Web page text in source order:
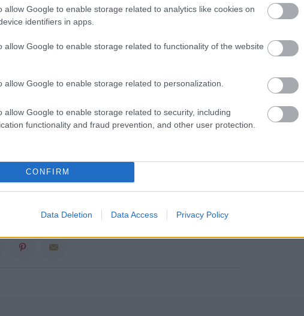
allow Google to enable storage related to analytics like cookies on
identifiers in apps.
allow Google to enable storage related to functionality of the website
allow Google to enable storage related to personalization.
allow Google to enable storage related to security, including
functionality and fraud prevention, and other user protection.
CONFIRM
Data Deletion Data Access Privacy Policy
από μισό, αλλά μπορείτε και να το
είναι) και φρεσκοτριμμένο πιπέρι.
βάζουμε το ψαχνό του στη σούπα, σε